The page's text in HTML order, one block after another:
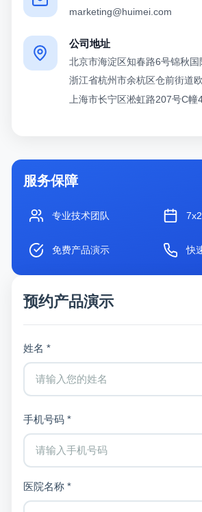
marketing@huimei.com
公司地址
北京市海淀区知春路6号锦秋
浙江省杭州市余杭区仓前街道
上海市长宁区淞虹路207号C幢
服务保障
专业技术团队
免费产品演示 快
预约产品演示
姓名 *
手机号码 *
医院名称 *